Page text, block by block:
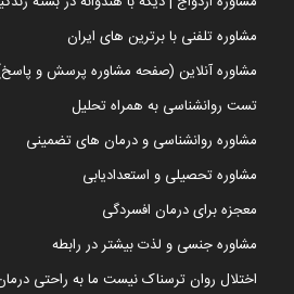
مشاوره تلفنی با برترین های ایران
مشاوره آنلاین (صفحه مشاوره پرسش و
تست روانشناسی به همراه تحلیل
مشاوره روانشناسی و درمان های تضمینی
مشاوره تحصیلی و استعدادیابی
معجزه برای درمان افسردگی
مشاوره جنسی و لذت بیشتر در رابطه
اختلال روان ترسناک نیست ما به راحتی